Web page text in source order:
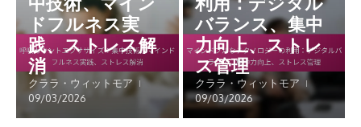
ドフルネス実
践、ストレス解
消
クララ・ウィットモア
09/03/2026
バランス、集中
力向上、ストレ
ス管理
クララ・ウィットモア
09/03/2026